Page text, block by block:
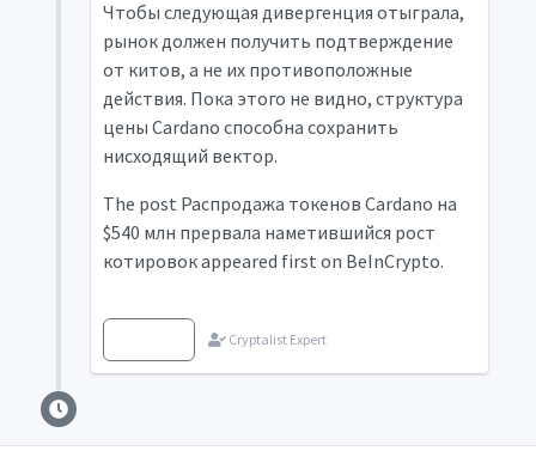
Чтобы следующая дивергенция отыграла,
рынок должен получить подтверждение
от китов, а не их противоположные
действия. Пока этого не видно, структура
цены Cardano способна сохранить
нисходящий вектор.​​​​​​​​​​​​​​​​
The post Распродажа токенов Cardano на
$540 млн прервала наметившийся рост
котировок appeared first on BeInCrypto.
Cryptalist Expert